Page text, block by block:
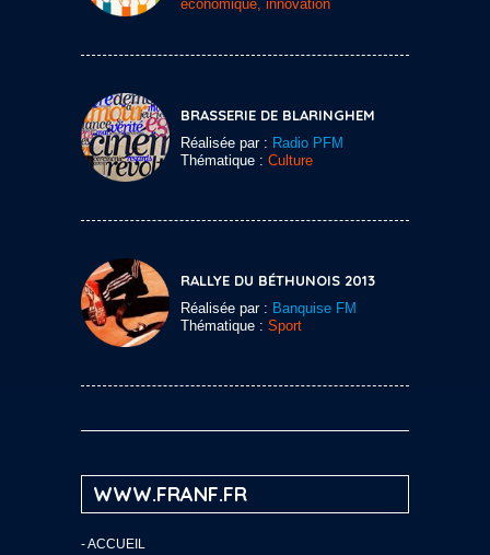
économique, innovation
BRASSERIE DE BLARINGHEM
Réalisée par : Radio PFM
Thématique : Culture
RALLYE DU BÉTHUNOIS 2013
Réalisée par : Banquise FM
Thématique : Sport
WWW.FRANF.FR
-ACCUEIL